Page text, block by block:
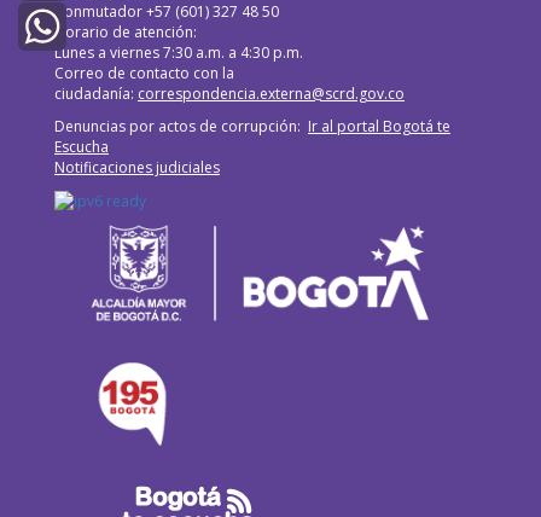
Twitter
WhatsApp
Conmutador +57 (601) 327 48 50
Horario de atención:
Lunes a viernes 7:30 a.m. a 4:30 p.m.
Correo de contacto con la
ciudadanía: correspondencia.externa@scrd.gov.co
Denuncias por actos de corrupción: Ir al portal Bogotá te
Escucha
Notificaciones judiciales